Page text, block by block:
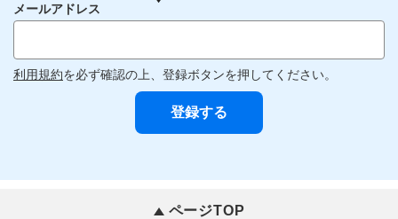
メールアドレス
利用規約を必ず確認の上、登録ボタンを押してください。
ページTOP